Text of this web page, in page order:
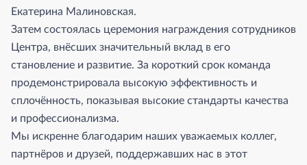
Екатерина Малиновская.
Затем состоялась церемония награждения сотрудников
Центра, внёсших значительный вклад в его
становление и развитие. За короткий срок команда
продемонстрировала высокую эффективность и
сплочённость, показывая высокие стандарты качества
и профессионализма.
Мы искренне благодарим наших уважаемых коллег,
партнёров и друзей, поддержавших нас в этот